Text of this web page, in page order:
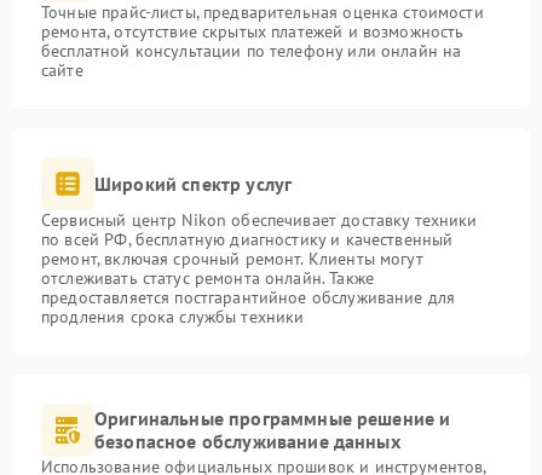
Точные прайс-листы, предварительная оценка стоимости
ремонта, отсутствие скрытых платежей и возможность
бесплатной консультации по телефону или онлайн на
сайте
Широкий спектр услуг
Сервисный центр Nikon обеспечивает доставку техники
по всей РФ, бесплатную диагностику и качественный
ремонт, включая срочный ремонт. Клиенты могут
отслеживать статус ремонта онлайн. Также
предоставляется постгарантийное обслуживание для
продления срока службы техники
Оригинальные программные решение и
безопасное обслуживание данных
Использование официальных прошивок и инструментов,